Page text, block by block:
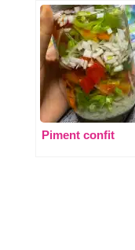
Piment confit